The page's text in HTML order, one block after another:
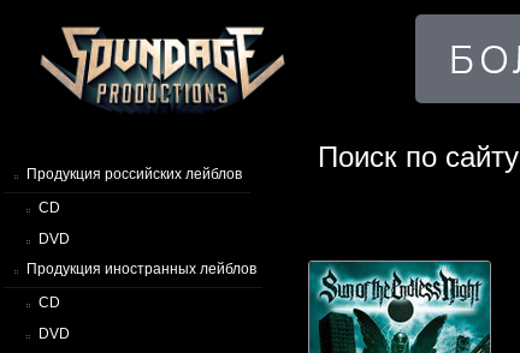
Продукция российских лейблов
CD
DVD
Продукция иностранных лейблов
CD
DVD
Поиск по сайту